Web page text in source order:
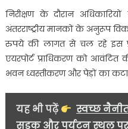
निरीक्षण के दौरान
अंतरराष्ट्रीय मानकों के अनुरूप
रुपये की लागत से चल रहे इस
एयरपोर्ट प्राधिकरण को आवंटित
भवन ध्वस्तीकरण और पेड़ों का
यह भी पढ़ें
स्वच्छ
सड़क और पर्यटन स्थल